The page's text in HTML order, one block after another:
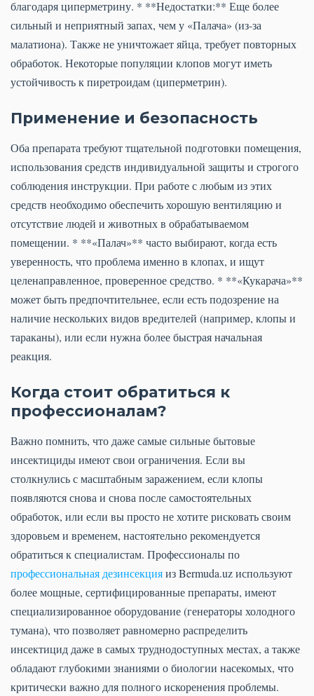
благодаря циперметрину. * **Недостатки:** Еще более
сильный и неприятный запах, чем у «Палача» (из-за
малатиона). Также не уничтожает яйца, требует повторных
обработок. Некоторые популяции клопов могут иметь
устойчивость к пиретроидам (циперметрин).
Применение и безопасность
Оба препарата требуют тщательной подготовки помещения,
использования средств индивидуальной защиты и строгого
соблюдения инструкции. При работе с любым из этих
средств необходимо обеспечить хорошую вентиляцию и
отсутствие людей и животных в обрабатываемом
помещении. * **«Палач»** часто выбирают, когда есть
уверенность, что проблема именно в клопах, и ищут
целенаправленное, проверенное средство. * **«Кукарача»**
может быть предпочтительнее, если есть подозрение на
наличие нескольких видов вредителей (например, клопы и
тараканы), или если нужна более быстрая начальная
реакция.
Когда стоит обратиться к
профессионалам?
Важно помнить, что даже самые сильные бытовые
инсектициды имеют свои ограничения. Если вы
столкнулись с масштабным заражением, если клопы
появляются снова и снова после самостоятельных
обработок, или если вы просто не хотите рисковать своим
здоровьем и временем, настоятельно рекомендуется
обратиться к специалистам. Профессионалы по
профессиональная дезинсекцияиз Bermuda.uz используют
более мощные, сертифицированные препараты, имеют
специализированное оборудование (генераторы холодного
тумана), что позволяет равномерно распределить
инсектицид даже в самых труднодоступных местах, а также
обладают глубокими знаниями о биологии насекомых, что
критически важно для полного искоренения проблемы.